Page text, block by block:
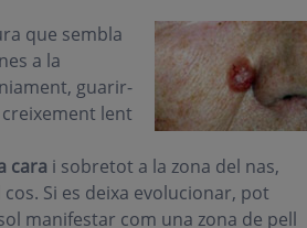
que sembla
a la
guarir-
lent
cara i sobretot a la zona del nas,
Si es deixa evolucionar, pot
manifestar com una zona de pell